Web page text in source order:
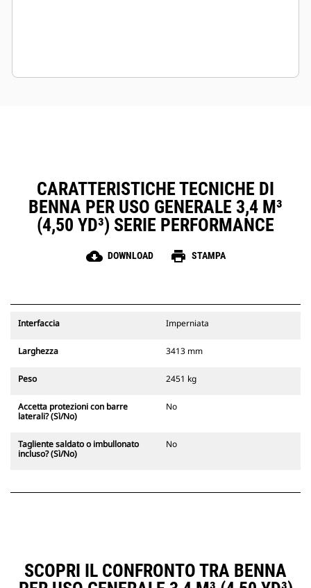
CARATTERISTICHE TECNICHE DI
BENNA PER USO GENERALE 3,4 M³
(4,50 YD³) SERIE PERFORMANCE
cloud_download DOWNLOAD print STAMPA
Interfaccia Imperniata
Larghezza 3413 mm
Peso 2451 kg
Accetta protezioni con barre
laterali? (Sì/No)
No
Tagliente saldato o imbullonato
incluso? (Sì/No)
No
SCOPRI IL CONFRONTO TRA BENNA